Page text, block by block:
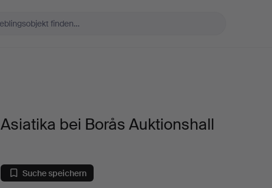
Asiatika bei Borås Auktionshall
Suche speichern